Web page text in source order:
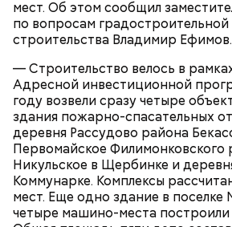
мест. Об этом сообщил
по вопросам
строительства Владимир Ефимов.
— Строительство велось в
Адресной инвестиционной
году возвели сразу четыре
здания пожарно-спасательных
деревня Рассудово района
Первомайское Филимонковского
Никульское в Щербинке и
Коммунарке. Комплексы
мест. Еще одно здание в поселке
четыре машино-места построили
Где проходит
Михаил Булгаков. Кстати, этот
сборнике писателя «Дьяволиада»
сороков».
Современный парк делится на
Партер, «Музеон», Нескучный
горы. В Партере часто проводят
концерты, отмечают День
зимой заливают каток.